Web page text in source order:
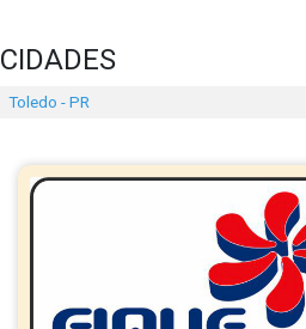
CIDADES
Toledo - PR